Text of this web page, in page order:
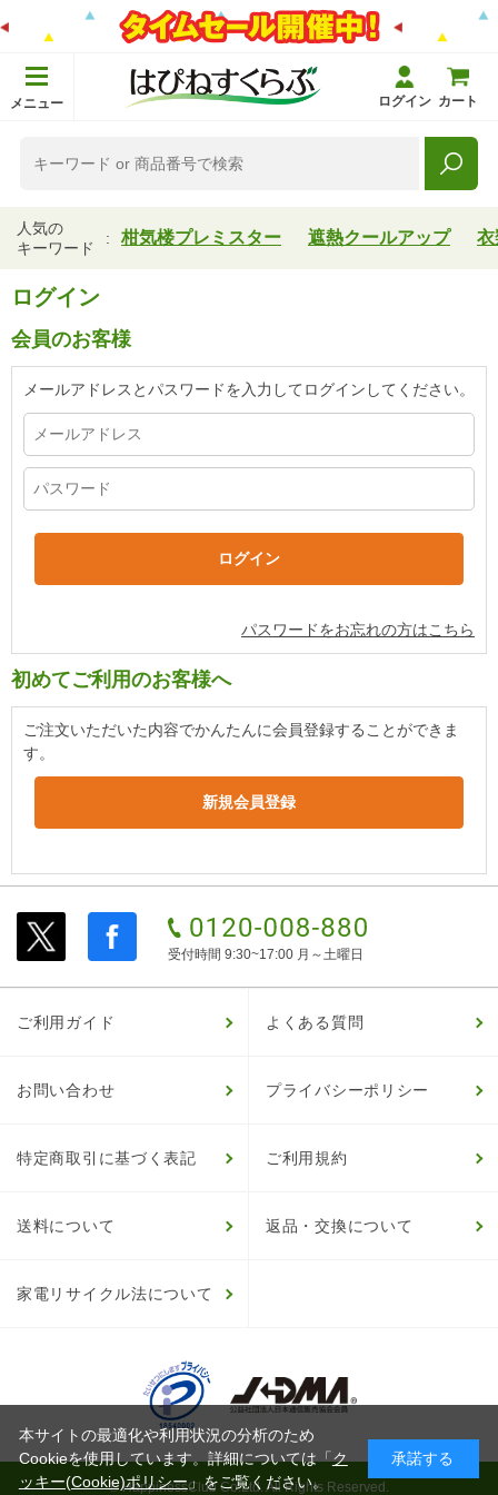
メニュー ログイン カート
人気の
キーワード
柑気楼プレミスター 遮熱クールアップ 衣
ログイン
会員のお客様
メールアドレスとパスワードを入力してログインしてください。
パスワードをお忘れの方はこちら
初めてご利用のお客様へ
ご注文いただいた内容でかんたんに会員登録することができま
す。
受付時間 9:30~17:00 月～土曜日
ご利用ガイド よくある質問
お問い合わせ プライバシーポリシー
特定商取引に基づく表記 ご利用規約
送料について 返品・交換について
家電リサイクル法について
© HappinessClub Co.Ltd. All Rights Reserved.
本サイトの最適化や利用状況の分析のため
Cookieを使用しています。詳細については「ク
ッキー(Cookie)ポリシー」をご覧ください。
承諾する